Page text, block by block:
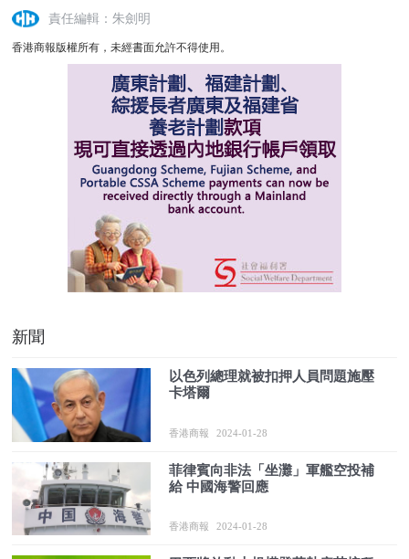
責任編輯：朱劍明
香港商報版權所有，未經書面允許不得使用。
新聞
以色列總理就被扣押人員問題施壓
卡塔爾
香港商報 2024-01-28
菲律賓向非法「坐灘」軍艦空投補
給 中國海警回應
香港商報 2024-01-28